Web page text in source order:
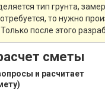
тип грунта,
то нужно
после этого
сметы
и расчитает